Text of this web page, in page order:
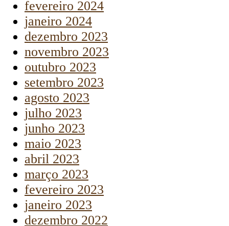
fevereiro 2024
janeiro 2024
dezembro 2023
novembro 2023
outubro 2023
setembro 2023
agosto 2023
julho 2023
junho 2023
maio 2023
abril 2023
março 2023
fevereiro 2023
janeiro 2023
dezembro 2022